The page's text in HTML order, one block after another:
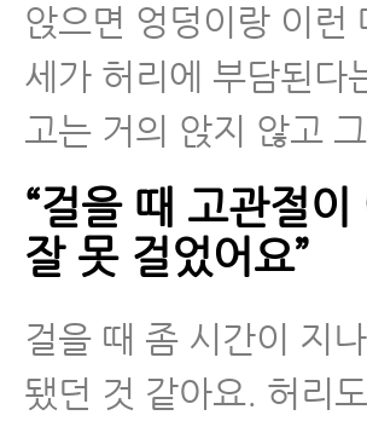
앉으면 엉덩이랑 이런
세가 허리에 부담된다
고는 거의 앉지 않고
“걸을 때 고관절
잘 못 걸었어요”
걸을 때 좀 시간이 지
됐던 것 같아요. 허리